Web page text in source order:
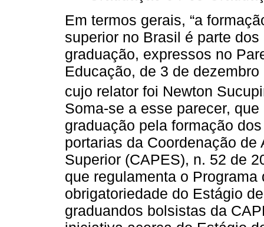
Em termos gerais, “a
superior no Brasil é parte
graduação, expressos no
Educação, de 3 de
cujo relator foi Newton
Soma-se a esse parecer,
graduação pela formação
portarias da Coordenação
Superior (CAPES), n. 52 de
que regulamenta o
obrigatoriedade do Estágio
graduandos bolsistas da